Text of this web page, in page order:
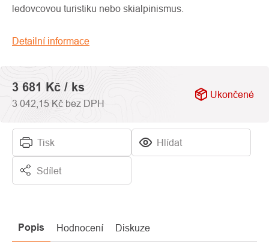
0,0
5
ledovcovou turistiku nebo skialpinismus.
Detailní informace
Tisk Hlídat
Sdílet
3 681 Kč / ks
3 042,15 Kč bez DPH
Ukončené
Popis Hodnocení Diskuze